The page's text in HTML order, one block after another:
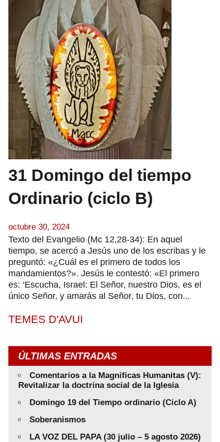
31 Domingo del tiempo
Ordinario (ciclo B)
octubre 30, 2024
Texto del Evangelio (Mc 12,28-34): En aquel
tiempo, se acercó a Jesús uno de los escribas y le
preguntó: «¿Cuál es el primero de todos los
mandamientos?». Jesús le contestó: «El primero
es: ‘Escucha, Israel: El Señor, nuestro Dios, es el
único Señor, y amarás al Señor, tu Dios, con...
TEMES D'AVUI
ÚLTIMAS ENTRADAS
Comentarios a la Magnificas Humanitas (V):
Revitalizar la doctrina social de la Iglesia
Domingo 19 del Tiempo ordinario (Ciclo A)
Soberanismos
LA VOZ DEL PAPA (30 julio – 5 agosto 2026)